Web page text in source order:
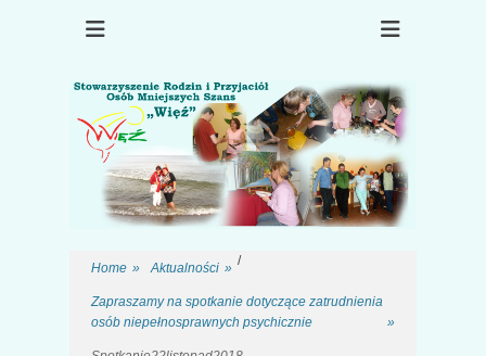
Stowarzyszenie
Osób Mniejszych
Szans "Więź"
Choroba psychiczna, rehabilitacja, terapia, osób po kryzysie
Home » Aktualności » /
Zapraszamy na spotkanie dotyczące zatrudnienia
osób niepełnosprawnych psychicznie
»